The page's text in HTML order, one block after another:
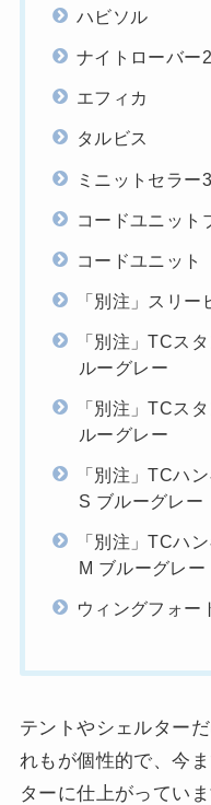
ハビソル
ナイトローバー
エフィカ
タルビス
ミニットセラー
コードユニット
コードユニット
「別注」スリ
「別注」TCス
ルーグレー
「別注」TCス
ルーグレー
「別注」TCハ
S ブルーグレー
「別注」TCハ
M ブルーグレー
ウィングフォー
テントやシェルター
れもが個性的で、今
ターに仕上がっていま